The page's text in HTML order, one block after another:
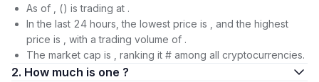
As of , () is trading at .
In the last 24 hours, the lowest price is , and the highest
price is , with a trading volume of .
The market cap is , ranking it # among all cryptocurrencies.
2. How much is one ?